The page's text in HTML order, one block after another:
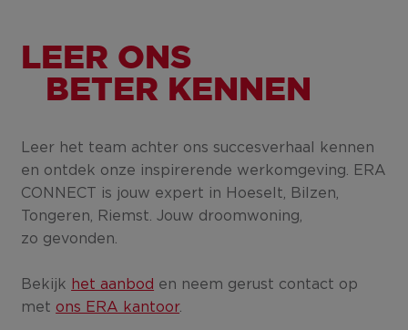
LEER ONS
BETER KENNEN
Leer het team achter ons succesverhaal kennen
en ontdek onze inspirerende werkomgeving. ERA
CONNECT is jouw expert in Hoeselt, Bilzen,
Tongeren, Riemst. Jouw droomwoning,
zo gevonden.
Bekijk het aanbod en neem gerust contact op
metons ERA kantoor.